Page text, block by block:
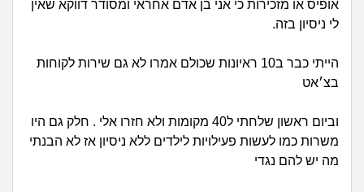
מתחם הטיפים
היריון ולידההרשמה | התחברות
אופיס או מזכירות כי אני בן אדם אחראי ומסודר דווקא שאין
לי ניסיון בזה.
הייתי כבר ב10 ראיונות שכולם אמרו לא גם שירות לקוחות
בצ׳אט
וביום ראשון שלחתי ל40 מקומות ולא חזרו אלי . חלק גם היו
משרות כמו לעשות פעילויות לילדים ללא ניסיון אז לא הבנתי
מה יש להם נגדי